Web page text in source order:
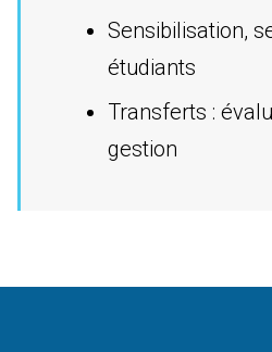
Sensibilisation,
étudiants
Transferts :
gestion